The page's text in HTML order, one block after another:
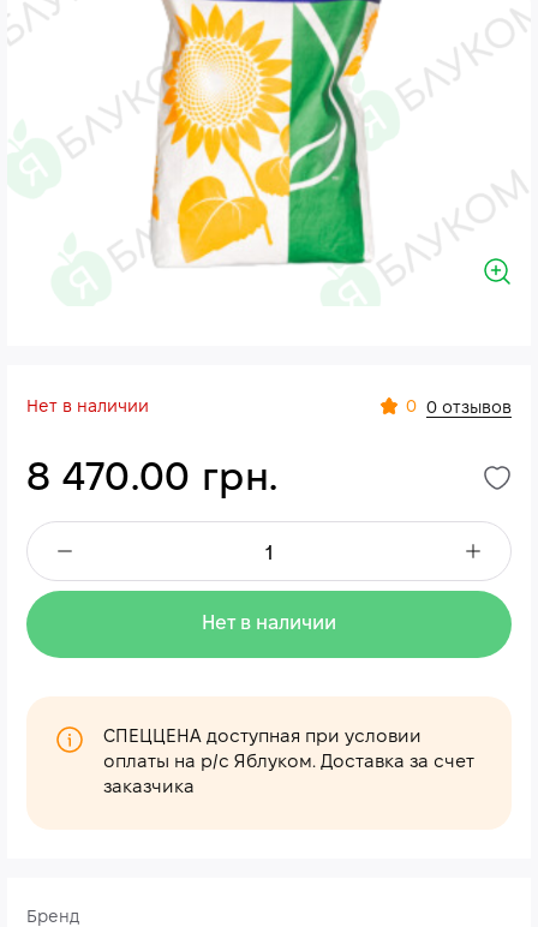
Бренд
Нет в наличии 0 0 отзывов
8 470.00 грн.
Нет в наличии
СПЕЦЦЕНА доступная при условии
оплаты на р/с Яблуком. Доставка за счет
заказчика